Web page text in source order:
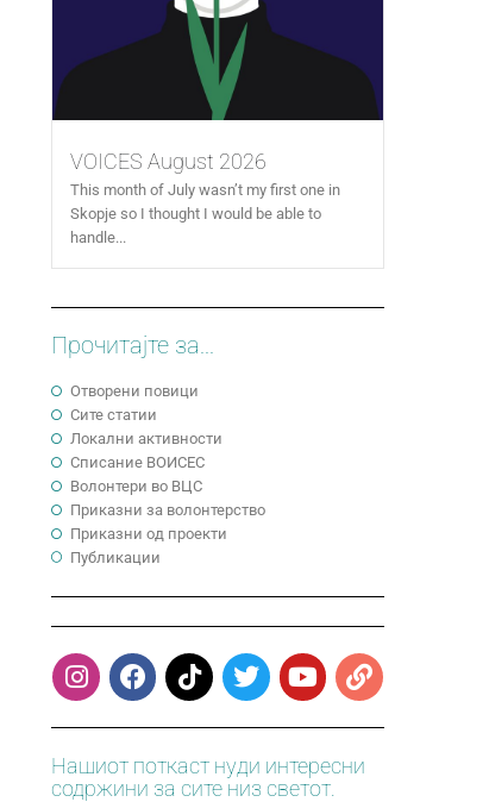
VOICES August 2026
This month of July wasn’t my first one in
Skopje so I thought I would be able to
handle...
Прочитајте за...
Отворени повици
Сите статии
Локални активности
Cписание ВОИСЕС
Волонтери во ВЦС
Приказни за волонтерство
Приказни од проекти
Публикации
Нашиот поткаст нуди интересни
содржини за сите низ светот.